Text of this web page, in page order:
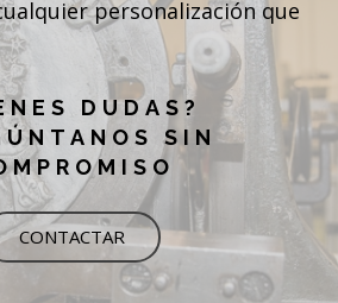
personalización que
DUDAS?
SIN
CONTACTAR